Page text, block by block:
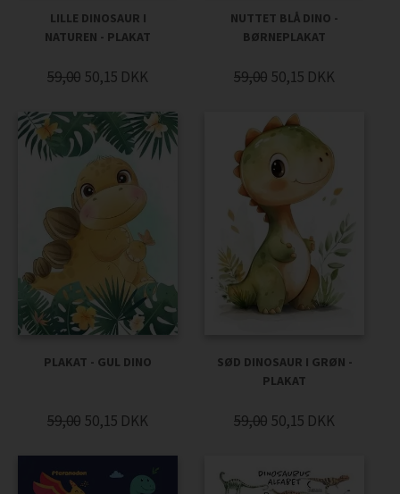
LILLE DINOSAUR I
NATUREN - PLAKAT
59,00 50,15 DKK
NUTTET BLÅ DINO -
BØRNEPLAKAT
59,00 50,15 DKK
PLAKAT - GUL DINO
59,00 50,15 DKK
SØD DINOSAUR I GRØN -
PLAKAT
59,00 50,15 DKK